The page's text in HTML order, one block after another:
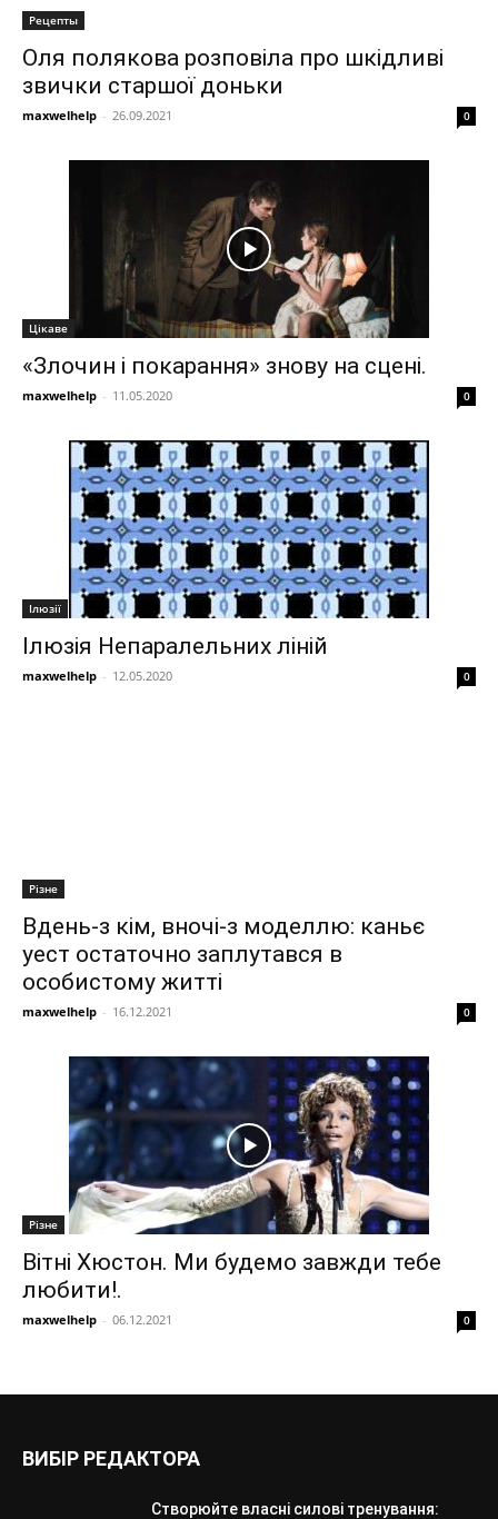
Рецепты
Оля полякова розповіла про шкідливі
звички старшої доньки
maxwelhelp - 26.09.2021 0
Цікаве
«Злочин і покарання» знову на сцені.
maxwelhelp - 11.05.2020 0
Ілюзії
Ілюзія Непаралельних ліній
maxwelhelp - 12.05.2020 0
Різне
Вдень-з кім, вночі-з моделлю: каньє
уест остаточно заплутався в
особистому житті
maxwelhelp - 16.12.2021 0
Різне
Вітні Хюстон. Ми будемо завжди тебе
любити!.
maxwelhelp - 06.12.2021 0
ВИБІР РЕДАКТОРА
Створюйте власні силові тренування: